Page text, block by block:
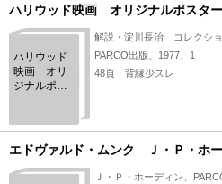
ハリウッド映画 オリジナルポスタ
ハリウッド
映画 オリ
ジナルポス
解説・淀川長治 コレクショ
PARCO出版、1977、1
48頁 背縁少スレ
エドヴァルド・ムンク Ｊ・Ｐ・ホ
Ｊ・Ｐ・ホーディン、